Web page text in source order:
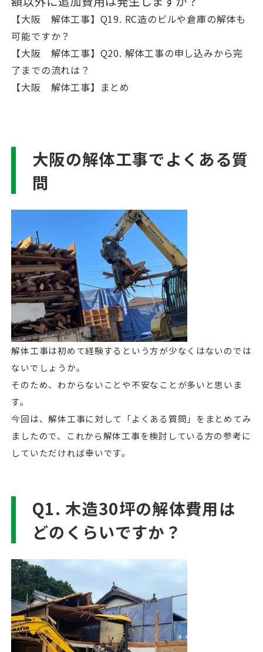
【大阪 解体工事】Q19. RC造のビルや倉庫の解体も
可能ですか？
【大阪 解体工事】Q20. 解体工事の申し込みから完
了までの流れは？
【大阪 解体工事】まとめ
大阪の解体工事でよくある質
問
解体工事は初めて経験するという方が少なくはないのでは
ないでしょうか。
そのため、わからないことや不安なことが多いと思いま
す。
今回は、解体工事に対して「よくある質問」をまとめてみ
ましたので、これから解体工事を検討している方の参考に
していただければ幸いです。
Q1. 木造30坪の解体費用は
どのくらいですか？